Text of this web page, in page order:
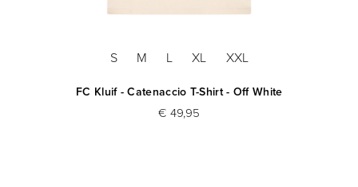
S M L XL XXL
FC Kluif - Catenaccio T-Shirt - Off White
€ 49,95